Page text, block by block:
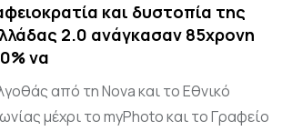
και δυστοπία της
2.0 ανάγκασαν 85χρονη
να
από τη Nova και το Εθνικό
μέχρι το myPhoto και το Γραφείο